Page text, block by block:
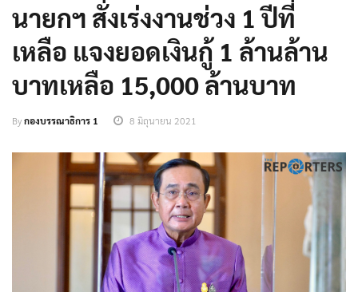
นายกฯ สั่งเร่งงานช่วง 1 ปีที่
เหลือ แจงยอดเงินกู้ 1 ล้านล้าน
บาทเหลือ 15,000 ล้านบาท
Byกองบรรณาธิการ 1 8 มิถุนายน 2021